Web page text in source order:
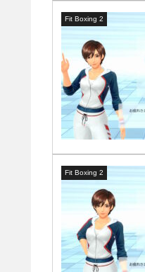
Fit Boxing 2
Fit Boxing 2